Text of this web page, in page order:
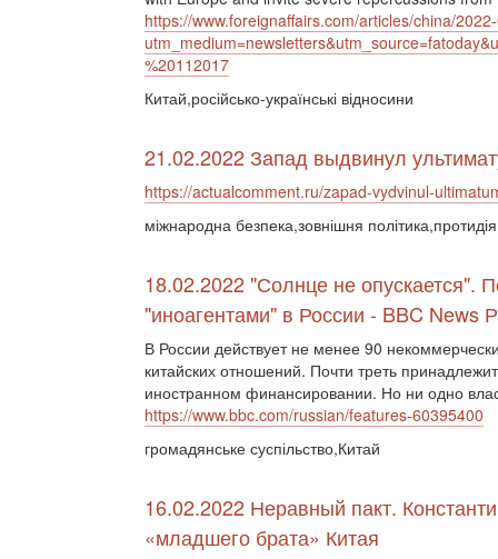
https://www.foreignaffairs.com/articles/china/
%20112017
Китай,російсько-українські відносини
21.02.2022 Запад выдвинул
https://actualcomment.ru/zapad-vydvinul-
міжнародна безпека,зовнішня
18.02.2022 "Солнце не опускается".
"иноагентами" в России - BBC News
В России действует не менее 90
китайских отношений. Почти треть
иностранном финансировании. Но ни одно
https://www.bbc.com/russian/features-60395400
громадянське суспільство,Китай
16.02.2022 Неравный пакт.
«младшего брата» Китая